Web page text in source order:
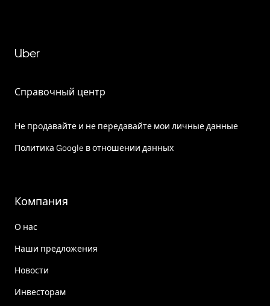
Uber
Справочный центр
Не продавайте и не передавайте мои личные данные
Политика Google в отношении данных
Компания
О нас
Наши предложения
Новости
Инвесторам